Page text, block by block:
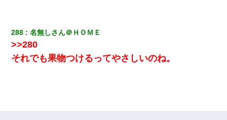
288 名無しさん＠ＨＯＭＥ
>>280
それでも果物つけるってやさしいのね。